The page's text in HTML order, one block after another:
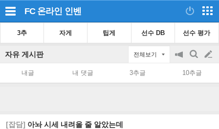
FC 온라인 인벤
3추 자게 팁게 선수 DB 선수 평가
자유 게시판 전체보기
공
지
on/off
검
색
글
쓰
내글 내 댓글 3추글 10추글
[잡담] 아놔 시세 내려올 줄 알았는데